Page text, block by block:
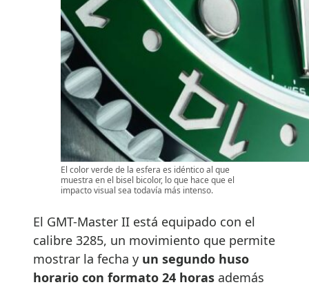
El color verde de la esfera es idéntico al que
muestra en el bisel bicolor, lo que hace que el
impacto visual sea todavía más intenso.
El GMT-Master II está equipado con el
calibre 3285, un movimiento que permite
mostrar la fecha y un segundo huso
horario con formato 24 horas además